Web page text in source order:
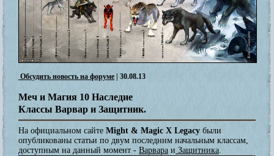
Обсудить новость на форуме | 30.08.13
Меч и Магия 10 Наследие
Классы Варвар и Защитник.
На официальном сайте Might & Magic X Legacy были
опубликованы статьи по двум последним начальным классам,
доступным на данный момент - Варварa и Защитникa.